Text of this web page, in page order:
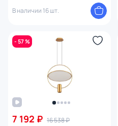
В наличии 16 шт.
- 57 %
7 192 ₽ 16 538 ₽